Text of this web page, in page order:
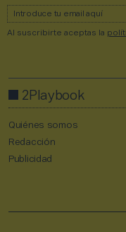
Al suscribirte aceptas la
2Playbook
Quiénes somos
Redacción
Publicidad